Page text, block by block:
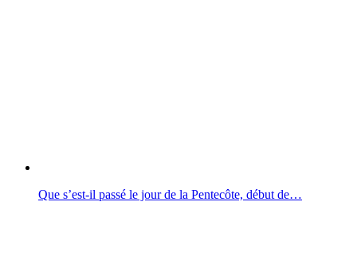
Que s’est-il passé le jour de la Pentecôte, début de…